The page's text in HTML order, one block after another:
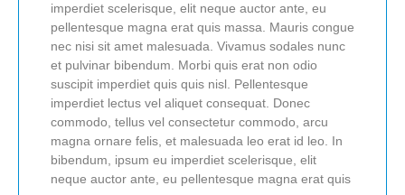
imperdiet scelerisque, elit neque auctor ante, eu
pellentesque magna erat quis massa. Mauris congue
nec nisi sit amet malesuada. Vivamus sodales nunc
et pulvinar bibendum. Morbi quis erat non odio
suscipit imperdiet quis quis nisl. Pellentesque
imperdiet lectus vel aliquet consequat. Donec
commodo, tellus vel consectetur commodo, arcu
magna ornare felis, et malesuada leo erat id leo. In
bibendum, ipsum eu imperdiet scelerisque, elit
neque auctor ante, eu pellentesque magna erat quis